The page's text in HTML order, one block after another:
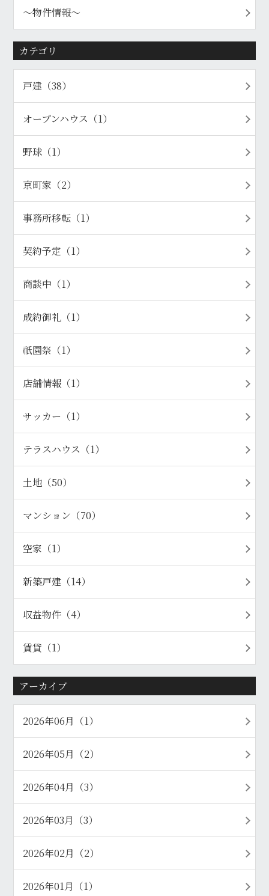
〜物件情報〜
カテゴリ
戸建（38）
オープンハウス（1）
野球（1）
京町家（2）
事務所移転（1）
契約予定（1）
商談中（1）
成約御礼（1）
祇園祭（1）
店舗情報（1）
サッカー（1）
テラスハウス（1）
土地（50）
マンション（70）
空家（1）
新築戸建（14）
収益物件（4）
賃貸（1）
アーカイブ
2026年06月（1）
2026年05月（2）
2026年04月（3）
2026年03月（3）
2026年02月（2）
2026年01月（1）